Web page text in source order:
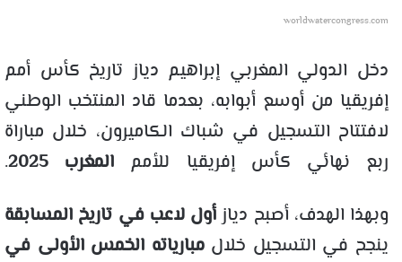
worldwatercongress.com
دخل الدولي المغربي إبراهيم دياز تاريخ كأس أمم
إفريقيا من أوسع أبوابه، بعدما قاد المنتخب الوطني
لافتتاح التسجيل في شباك الكاميرون، خلال مباراة
ربع نهائي كأس إفريقيا للأمم المغرب 2025
.
وبهذا الهدف، أصبح ديازأول لاعب في تاريخ المسابقة
ينجح في التسجيل خلالمبارياته الخمس الأولى في